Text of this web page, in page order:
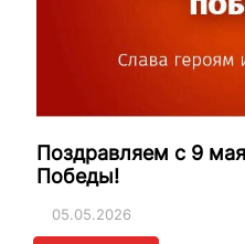
Поздравляем с 9
Победы!
05.05.2026